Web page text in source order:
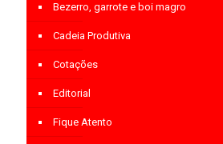
Bezerro, garrote e boi magro
Cadeia Produtiva
Cotações
Editorial
Fique Atento